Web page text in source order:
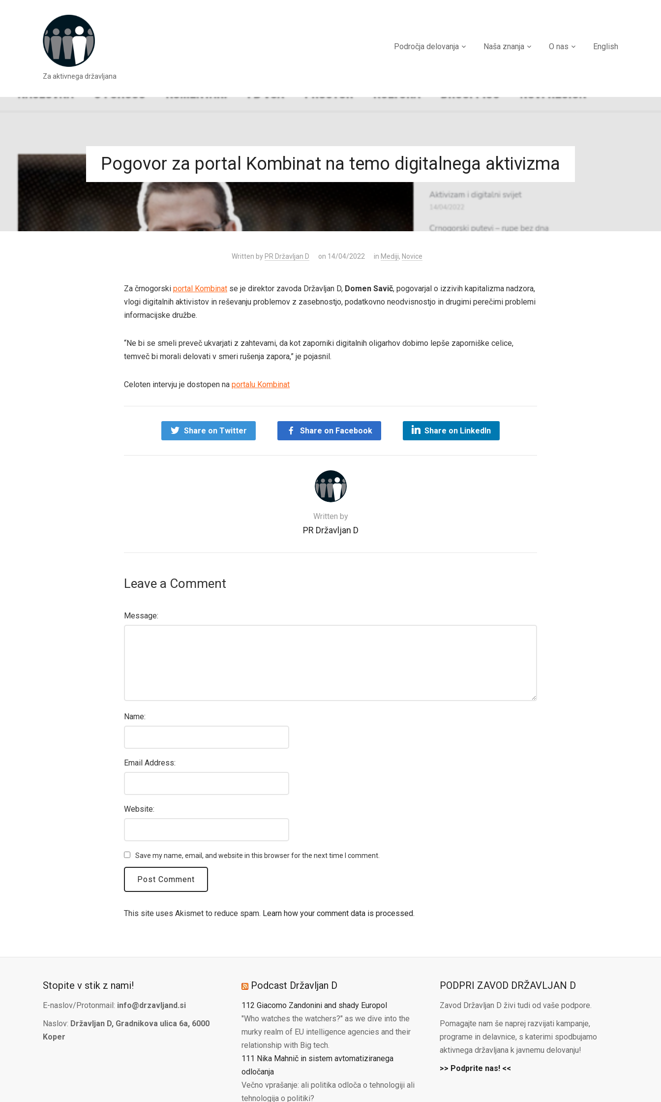
Za aktivnega državljana
Področja delovanja Naša znanja O nas English
Pogovor za portal Kombinat na temo digitalnega aktivizma
Written by PR Državljan D on 14/04/2022 in Mediji, Novice
Za črnogorski portal Kombinat se je direktor zavoda Državljan D, Domen Savič, pogovarjal o izzivih kapitalizma nadzora,
vlogi digitalnih aktivistov in reševanju problemov z zasebnostjo, podatkovno neodvisnostjo in drugimi perečimi problemi
informacijske družbe.
“Ne bi se smeli preveč ukvarjati z zahtevami, da kot zaporniki digitalnih oligarhov dobimo lepše zaporniške celice,
temveč bi morali delovati v smeri rušenja zapora,” je pojasnil.
Celoten intervju je dostopen na portalu Kombinat
Share on Twitter Share on Facebook Share on LinkedIn
Written by
PR Državljan D
Leave a Comment
Message:
Name:
Email Address:
Website:
Save my name, email, and website in this browser for the next time I comment.
This site uses Akismet to reduce spam. Learn how your comment data is processed.
Stopite v stik z nami!
E-naslov/Protonmail: info@drzavljand.si
Naslov: Državljan D, Gradnikova ulica 6a, 6000
Koper
Podcast Državljan D
112 Giacomo Zandonini and shady Europol
"Who watches the watchers?" as we dive into the
murky realm of EU intelligence agencies and their
relationship with Big tech.
111 Nika Mahnič in sistem avtomatiziranega
odločanja
Večno vprašanje: ali politika odloča o tehnologiji ali
tehnologija o politiki?
PODPRI ZAVOD DRŽAVLJAN D
Zavod Državljan D živi tudi od vaše podpore.
Pomagajte nam še naprej razvijati kampanje,
programe in delavnice, s katerimi spodbujamo
aktivnega državljana k javnemu delovanju!
>> Podprite nas! <<